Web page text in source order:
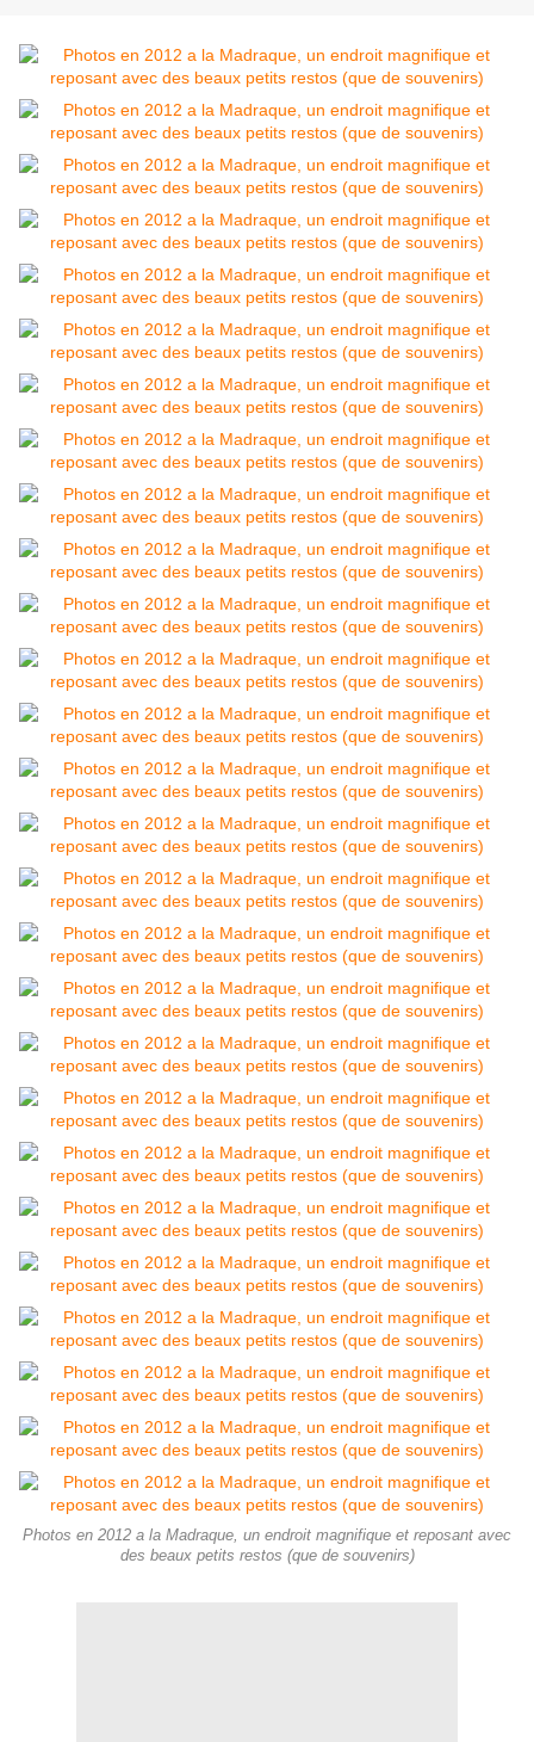
Photos en 2012 a la Madraque, un endroit magnifique et reposant avec
des beaux petits restos (que de souvenirs)